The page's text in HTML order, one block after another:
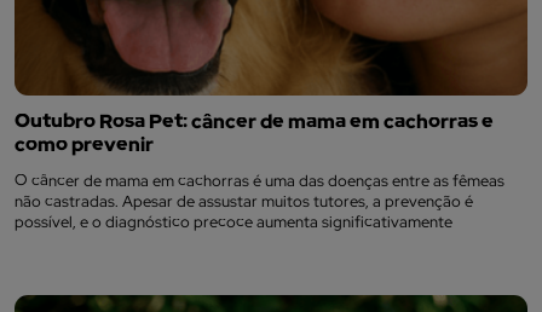
Outubro Rosa Pet: câncer de mama em cachorras e
como prevenir
O câncer de mama em cachorras é uma das doenças entre as fêmeas
não castradas. Apesar de assustar muitos tutores, a prevenção é
possível, e o diagnóstico precoce aumenta significativamente